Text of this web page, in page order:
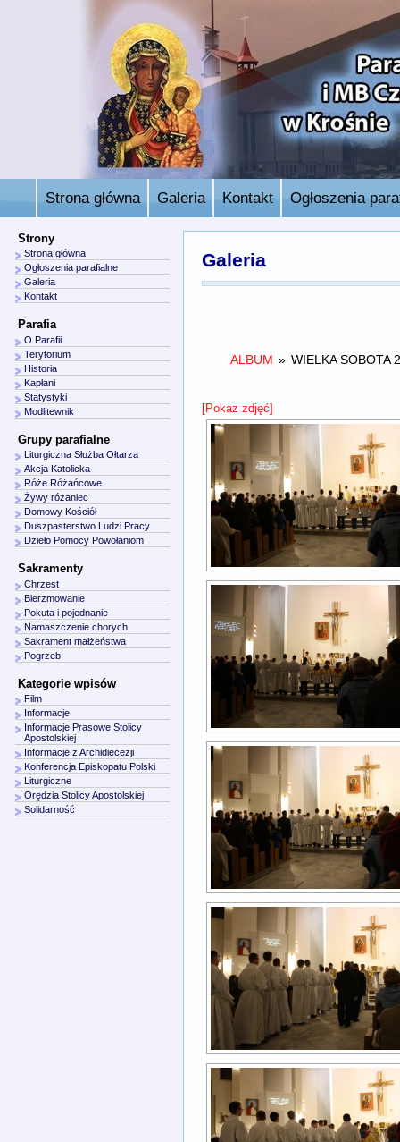
Strona główna Galeria Kontakt Ogłoszenia
Galeria
ALBUM » WIELKA SOBOTA
[Pokaz zdjęć]
Strony
Strona główna
Ogłoszenia parafialne
Galeria
Kontakt
Parafia
O Parafii
Terytorium
Historia
Kapłani
Statystyki
Modlitewnik
Grupy parafialne
Liturgiczna Służba Ołtarza
Akcja Katolicka
Róże Różańcowe
Żywy różaniec
Domowy Kościół
Duszpasterstwo Ludzi Pracy
Dzieło Pomocy Powołaniom
Sakramenty
Chrzest
Bierzmowanie
Pokuta i pojednanie
Namaszczenie chorych
Sakrament małżeństwa
Pogrzeb
Kategorie wpisów
Film
Informacje
Informacje Prasowe Stolicy
Apostolskiej
Informacje z Archidiecezji
Konferencja Episkopatu Polski
Liturgiczne
Orędzia Stolicy Apostolskiej
Solidarność